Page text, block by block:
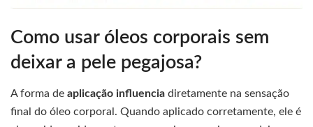
Como usar óleos corporais sem
deixar a pele pegajosa?
A forma de aplicação influencia diretamente na sensação
final do óleo corporal. Quando aplicado corretamente, ele é